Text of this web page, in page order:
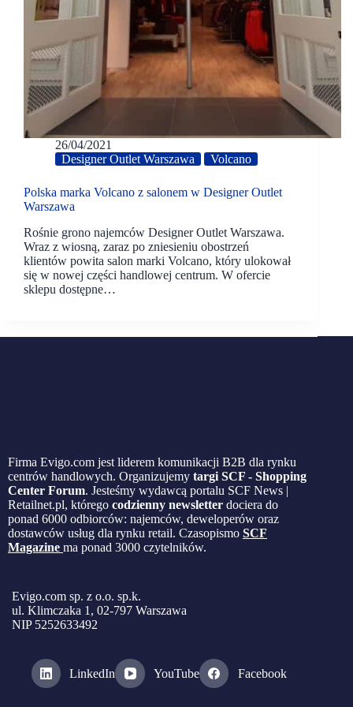
26/04/2021
Designer Outlet Warszawa
Volcano
Polska marka Volcano z salonem w Designer Outlet
Warszawa
Rośnie grono najemców Designer Outlet Warszawa.
Wraz z wiosną, zaraz po zniesieniu obostrzeń
klientów powita salon marki Volcano, który ulokował
się w nowej części handlowej centrum. W ofercie
sklepu dostępne…
Firma Evigo.com jest liderem komunikacji B2B dla rynku
centrów handlowych. Organizujemy targi SCF - Shopping
Center Forum. Jesteśmy wydawcą portalu SCF News |
Retailnet.pl, którego codzienny newsletter dociera do
ponad 6000 odbiorców: najemców, deweloperów oraz
dostawców usług dla rynku retail. Czasopismo SCF
Magazine ma ponad 3000 czytelników.
Evigo.com sp. z o.o. sp.k.
ul. Klimczaka 1, 02-797 Warszawa
NIP 5252633492
LinkedIn YouTube Facebook